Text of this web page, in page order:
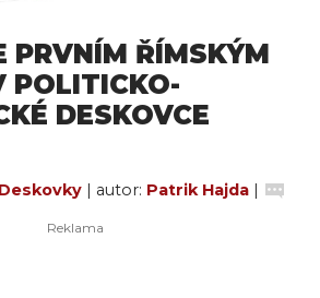
PRVNÍM ŘÍMSKÝM
POLITICKO-
DESKOVCE
Deskovky | autor: Patrik Hajda |